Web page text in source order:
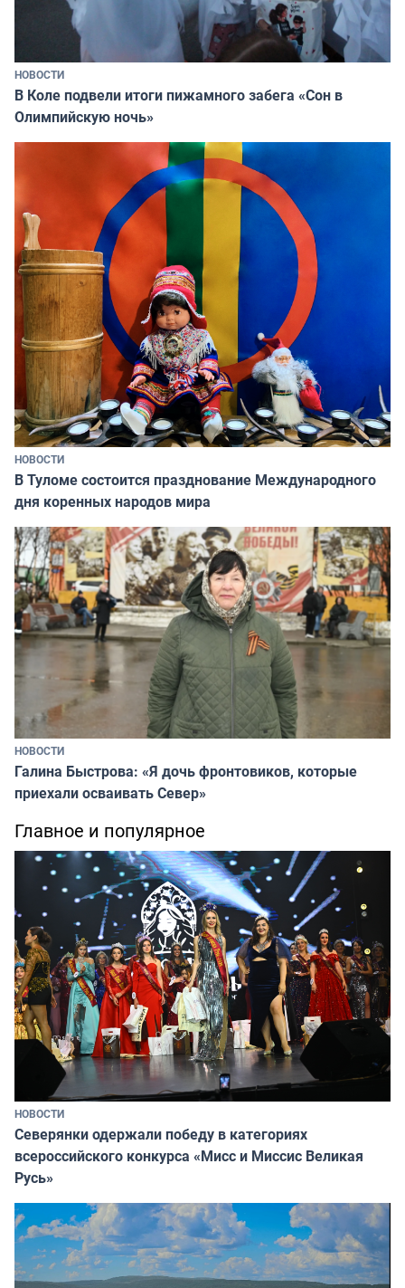
НОВОСТИ
В Коле подвели итоги пижамного забега «Сон в
Олимпийскую ночь»
НОВОСТИ
В Туломе состоится празднование Международного
дня коренных народов мира
НОВОСТИ
Галина Быстрова: «Я дочь фронтовиков, которые
приехали осваивать Север»
Главное и популярное
НОВОСТИ
Северянки одержали победу в категориях
всероссийского конкурса «Мисс и Миссис Великая
Русь»